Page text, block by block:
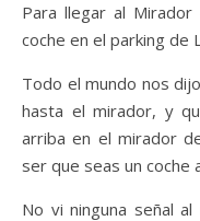
Para llegar al
coche en el parking de
Todo el mundo nos
hasta el mirador, y
arriba en el mirador
ser que seas un coche
No vi ninguna señal